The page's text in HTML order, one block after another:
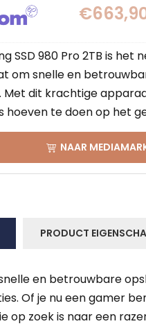
SSD 980 Pro 2TB is het
om snelle en
dit krachtige
hoeven te doen op het
NAAR
PRODUCT
en betrouwbare
Of je nu een gamer
zoek is naar een